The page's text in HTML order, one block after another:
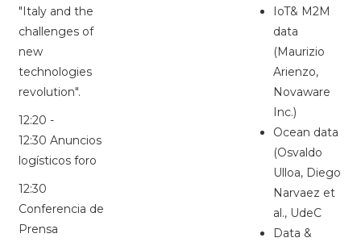
"Italy and the
challenges of
new
technologies
revolution".
12:20 -
12:30 Anuncios
logísticos foro
12:30
Conferencia de
Prensa
IoT& M2M
data
(Maurizio
Arienzo,
Novaware
Inc.)
Ocean data
(Osvaldo
Ulloa, Diego
Narvaez et
al., UdeC
Data &